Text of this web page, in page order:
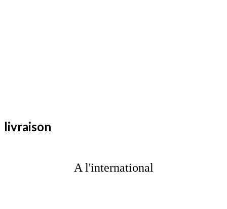
livraison
A l'international